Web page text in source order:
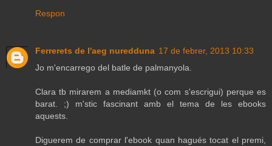
Respon
Ferrerets de l'aeg nuredduna 17 de febrer, 2013 10:33
Jo m'encarrego del batle de palmanyola.
Clara tb mirarem a mediamkt (o com s'escrigui) perque es
barat. ;) m'stic fascinant amb el tema de les ebooks
aquests.
Diguerem de comprar l'ebook quan hagués tocat el premi,